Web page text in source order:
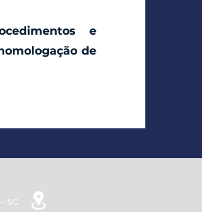
e
de
SC